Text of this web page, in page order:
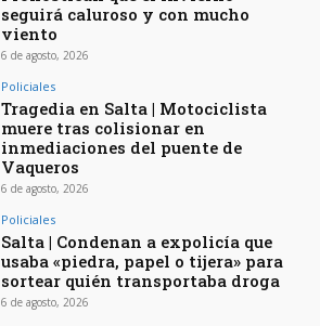
seguirá caluroso y con mucho
viento
6 de agosto, 2026
Policiales
Tragedia en Salta | Motociclista
muere tras colisionar en
inmediaciones del puente de
Vaqueros
6 de agosto, 2026
Policiales
Salta | Condenan a expolicía que
usaba «piedra, papel o tijera» para
sortear quién transportaba droga
6 de agosto, 2026